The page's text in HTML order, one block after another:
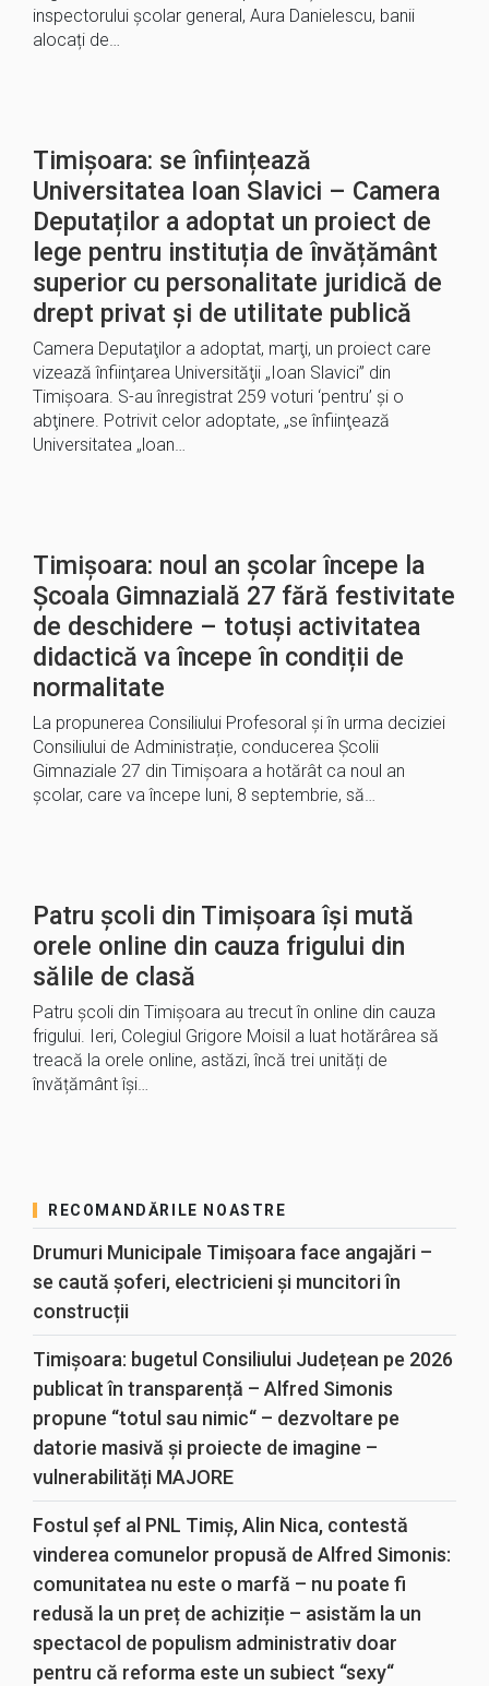
inspectorului școlar general, Aura Danielescu, banii
alocați de…
Timișoara: se înființează
Universitatea Ioan Slavici – Camera
Deputaților a adoptat un proiect de
lege pentru instituția de învățământ
superior cu personalitate juridică de
drept privat şi de utilitate publică
Camera Deputaţilor a adoptat, marţi, un proiect care
vizează înfiinţarea Universităţii „Ioan Slavici” din
Timişoara. S-au înregistrat 259 voturi ‘pentru’ şi o
abţinere. Potrivit celor adoptate, „se înfiinţează
Universitatea „loan…
Timișoara: noul an școlar începe la
Școala Gimnazială 27 fără festivitate
de deschidere – totuși activitatea
didactică va începe în condiții de
normalitate
La propunerea Consiliului Profesoral și în urma deciziei
Consiliului de Administrație, conducerea Școlii
Gimnaziale 27 din Timișoara a hotărât ca noul an
școlar, care va începe luni, 8 septembrie, să…
Patru școli din Timișoara își mută
orele online din cauza frigului din
sălile de clasă
Patru școli din Timișoara au trecut în online din cauza
frigului. Ieri, Colegiul Grigore Moisil a luat hotărârea să
treacă la orele online, astăzi, încă trei unități de
învățământ își…
RECOMANDĂRILE NOASTRE
Drumuri Municipale Timișoara face angajări –
se caută șoferi, electricieni și muncitori în
construcții
Timișoara: bugetul Consiliului Județean pe 2026
publicat în transparență – Alfred Simonis
propune “totul sau nimic“ – dezvoltare pe
datorie masivă și proiecte de imagine –
vulnerabilități MAJORE
Fostul șef al PNL Timiș, Alin Nica, contestă
vinderea comunelor propusă de Alfred Simonis:
comunitatea nu este o marfă – nu poate fi
redusă la un preț de achiziție – asistăm la un
spectacol de populism administrativ doar
pentru că reforma este un subiect “sexy“